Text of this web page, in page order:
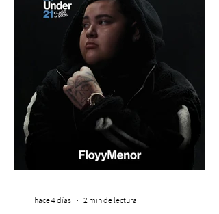
de energía, guitarras y canciones que han
marcado su breve pero exitosa trayectoria.
hace 4 días 2 min de lectura